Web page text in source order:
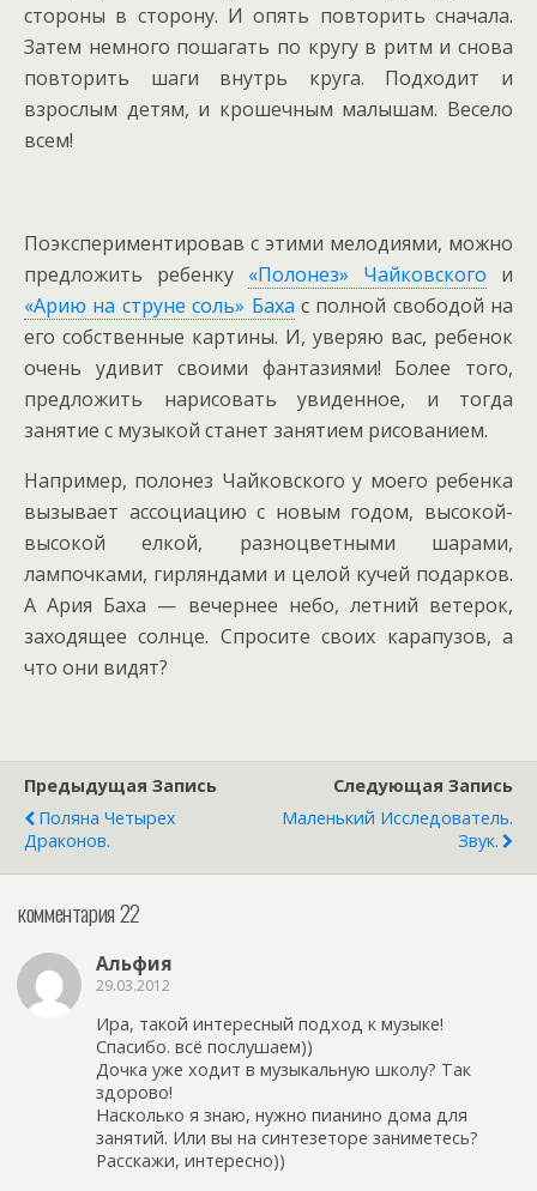
стороны в сторону. И опять повторить сначала.
Затем немного пошагать по кругу в ритм и снова
повторить шаги внутрь круга. Подходит и
взрослым детям, и крошечным малышам. Весело
всем!
Поэкспериментировав с этими мелодиями, можно
предложить ребенку «Полонез» Чайковского и
«Арию на струне соль» Баха с полной свободой на
его собственные картины. И, уверяю вас, ребенок
очень удивит своими фантазиями! Более того,
предложить нарисовать увиденное, и тогда
занятие с музыкой станет занятием рисованием.
Например, полонез Чайковского у моего ребенка
вызывает ассоциацию с новым годом, высокой-
высокой елкой, разноцветными шарами,
лампочками, гирляндами и целой кучей подарков.
А Ария Баха — вечернее небо, летний ветерок,
заходящее солнце. Спросите своих карапузов, а
что они видят?
Предыдущая Запись
Поляна Четырех
Драконов.
Следующая Запись
Маленький Исследователь.
Звук.
комментария 22
Альфия
29.03.2012
Ира, такой интересный подход к музыке!
Спасибо. всё послушаем))
Дочка уже ходит в музыкальную школу? Так
здорово!
Насколько я знаю, нужно пианино дома для
занятий. Или вы на синтезеторе заниметесь?
Расскажи, интересно))